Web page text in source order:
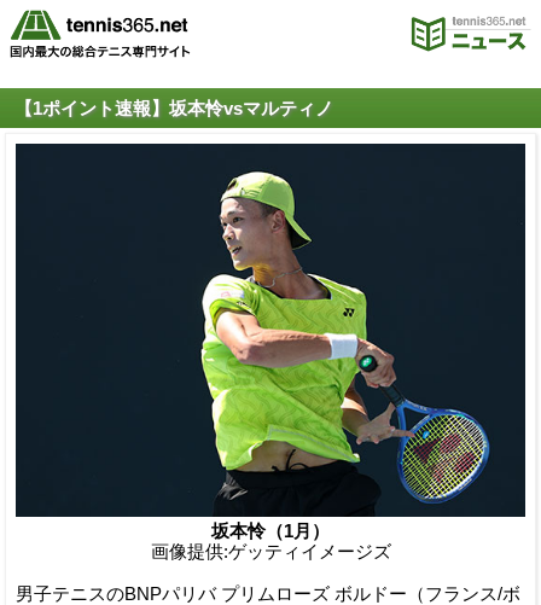
【1ポイント速報】坂本怜vsマルティノ
坂本怜（1月）
画像提供:ゲッティイメージズ
男子テニスのBNPパリバ プリムローズ ボルドー（フランス/ボ